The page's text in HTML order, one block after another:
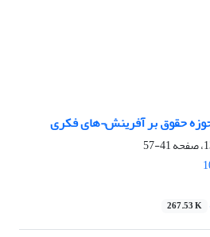
حقوق بر آفرینش¬های فکری
41-57
267.53 K